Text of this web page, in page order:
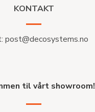
KONTAKT
post@decosystems.no
til vårt showroom!